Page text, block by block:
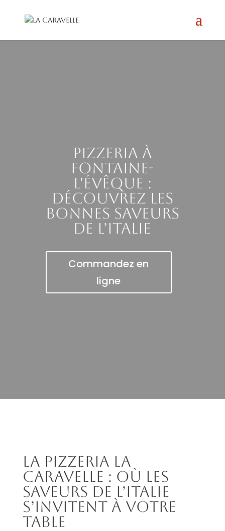
Pizzeria à
Fontaine-
l'Évêque :
découvrez les
bonnes saveurs
de l’Italie
Commandez en
ligne
La pizzeria La
Caravelle : où les
saveurs de l’Italie
s’invitent à votre
table